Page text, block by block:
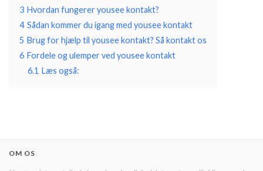
3 Hvordan fungerer yousee kontakt?
4 Sådan kommer du igang med yousee kontakt
5 Brug for hjælp til yousee kontakt? Så kontakt os
6 Fordele og ulemper ved yousee kontakt
6.1 Læs også:
OM OS